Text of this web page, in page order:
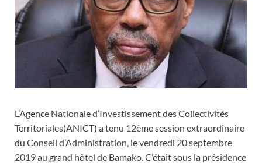
L’Agence Nationale d’Investissement des Collectivités
Territoriales(ANICT) a tenu 12ème session extraordinaire
du Conseil d’Administration, le vendredi 20 septembre
2019 au grand hôtel de Bamako. C’était sous la présidence